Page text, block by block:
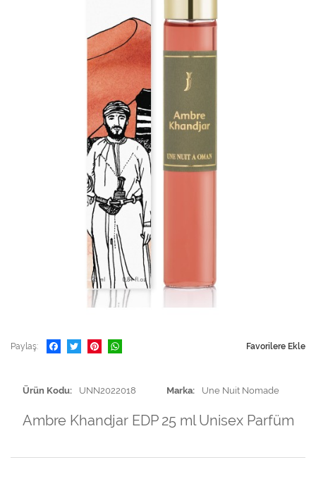
Paylaş Favorilere Ekle
Ürün Kodu UNN2022018 Marka Une Nuit Nomade
Ambre Khandjar EDP 25 ml Unisex Parfüm